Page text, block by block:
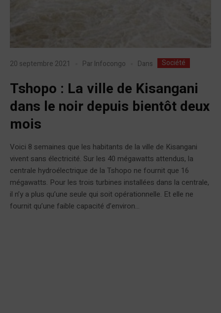
20 septembre 2021 Par Infocongo Dans Société
Tshopo : La ville de Kisangani
dans le noir depuis bientôt deux
mois
Voici 8 semaines que les habitants de la ville de Kisangani
vivent sans électricité. Sur les 40 mégawatts attendus, la
centrale hydroélectrique de la Tshopo ne fournit que 16
mégawatts. Pour les trois turbines installées dans la centrale,
il n’y a plus qu’une seule qui soit opérationnelle. Et elle ne
fournit qu’une faible capacité d’environ...